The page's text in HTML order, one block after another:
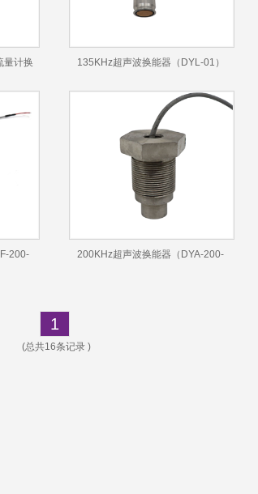
量计换 135KHz超声波换能器（DYL-01）
200- 200KHz超声波换能器（DYA-200-
1
(总共16条记录 )